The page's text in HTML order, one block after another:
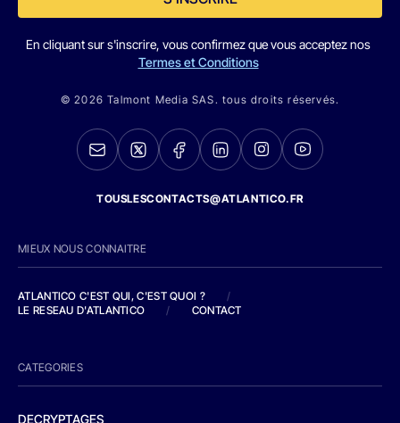
En cliquant sur s'inscrire, vous confirmez que vous acceptez nos
Termes et Conditions
© 2026 Talmont Media SAS. tous droits réservés.
TOUSLESCONTACTS@ATLANTICO.FR
MIEUX NOUS CONNAITRE
ATLANTICO C'EST QUI, C'EST QUOI ?
/
LE RESEAU D'ATLANTICO
/ CONTACT
CATEGORIES
DECRYPTAGES